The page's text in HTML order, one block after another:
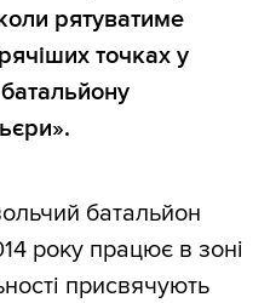
рятуватиме
точках у
батальйон
року працює в зоні
присвячують